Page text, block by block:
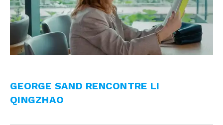
GEORGE SAND RENCONTRE LI
QINGZHAO